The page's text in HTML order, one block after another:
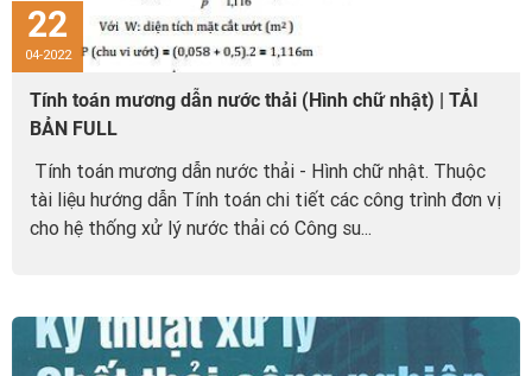
22
04-2022
Tính toán mương dẫn nước thải (Hình chữ nhật) | TẢI
BẢN FULL
Tính toán mương dẫn nước thải - Hình chữ nhật. Thuộc
tài liệu hướng dẫn Tính toán chi tiết các công trình đơn vị
cho hệ thống xử lý nước thải có Công su...